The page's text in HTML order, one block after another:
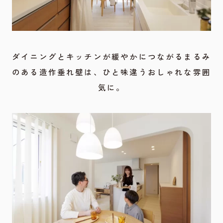
ダイニングとキッチンが緩やかにつながるまるみ
のある造作垂れ壁は、ひと味違うおしゃれな雰囲
気に。